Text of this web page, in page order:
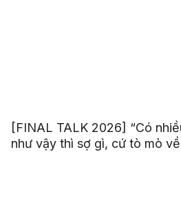
[FINAL TALK 2026] “Có
như vậy thì sợ gì, cứ tò mò